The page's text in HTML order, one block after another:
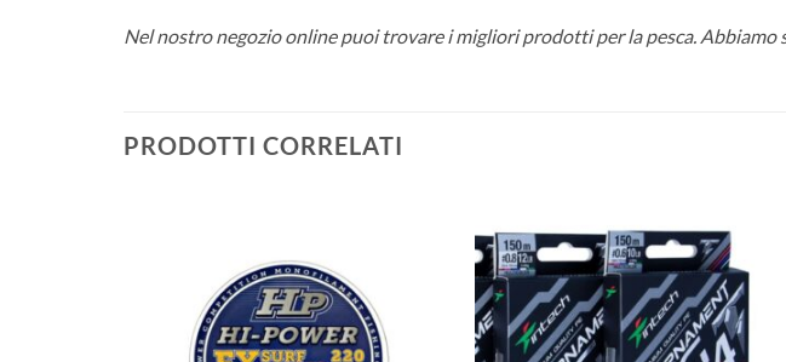
Nel nostro negozio online puoi trovare i migliori prodotti per la pesca. Abbiamo
PRODOTTI CORRELATI